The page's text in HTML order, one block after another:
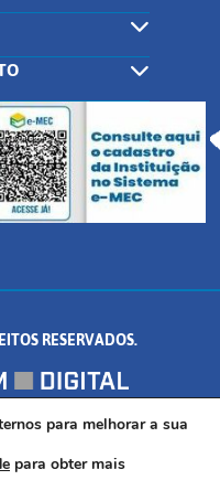
RESERVADOS.
FORMIGA/MG - CEP:
para melhorar a sua
para obter mais